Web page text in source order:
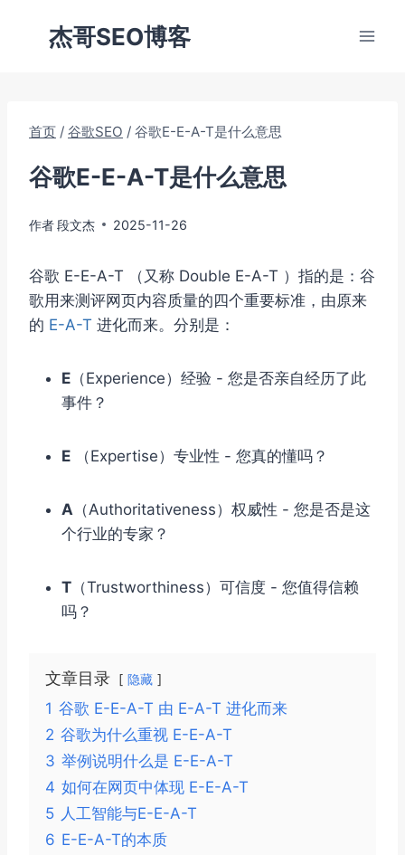
杰哥SEO博客
首页 / 谷歌SEO / 谷歌E-E-A-T是什么意思
谷歌E-E-A-T是什么意思
作者段文杰 2025-11-26
谷歌 E-E-A-T （又称 Double E-A-T ）指的是：谷
歌用来测评网页内容质量的四个重要标准，由原来
的 E-A-T 进化而来。分别是：
E （Experience）‌经验 - 您是否亲自经历了此
事件？
E （Expertise）专业性 - 您真的懂吗？
A （Authoritativeness）‌权威性 - 您是否是这
个行业的专家？
T （Trustworthiness）‌可信度 - 您值得信赖
吗？
文章目录 隐藏
1 谷歌 E-E-A-T 由 E-A-T 进化而来
2 谷歌为什么重视 E-E-A-T
3 举例说明什么是 E-E-A-T
4 如何在网页中体现 E-E-A-T
5 人工智能与E-E-A-T
6 E-E-A-T的本质